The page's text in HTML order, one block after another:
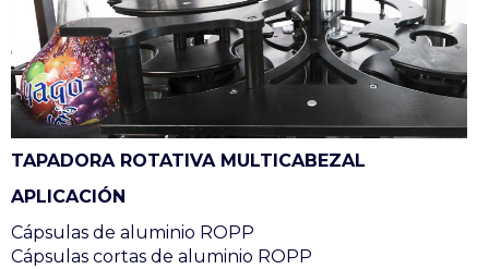
TAPADORA ROTATIVA MULTICABEZAL
APLICACIÓN
Cápsulas de aluminio ROPP
Cápsulas cortas de aluminio ROPP